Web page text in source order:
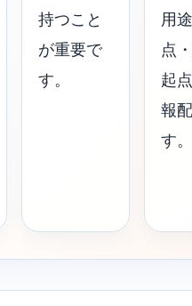
持つこと
が重要で
す。
用
点
起
報
す。